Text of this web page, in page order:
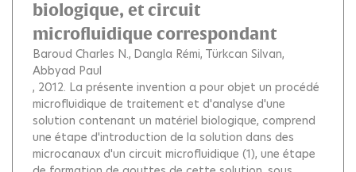
biologique, et circuit
microfluidique correspondant
Baroud Charles N. Dangla Rémi Türkcan Silvan
Abbyad Paul
, 2012. La présente invention a pour objet un procédé
microfluidique de traitement et d'analyse d'une
solution contenant un matériel biologique, comprend
une étape d'introduction de la solution dans des
microcanaux d'un circuit microfluidique (1), une étape